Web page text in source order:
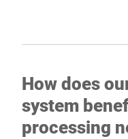
How does
system
processing